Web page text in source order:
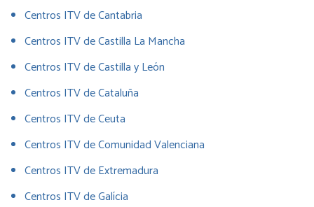
Centros ITV de Cantabria
Centros ITV de Castilla La Mancha
Centros ITV de Castilla y León
Centros ITV de Cataluña
Centros ITV de Ceuta
Centros ITV de Comunidad Valenciana
Centros ITV de Extremadura
Centros ITV de Galícia